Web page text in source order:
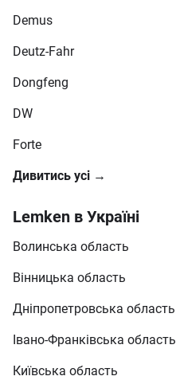
Demus
Deutz-Fahr
Dongfeng
DW
Forte
Дивитись усі →
Lemken в Україні
Волинська область
Вінницька область
Дніпропетровська область
Івано-Франківська область
Київська область